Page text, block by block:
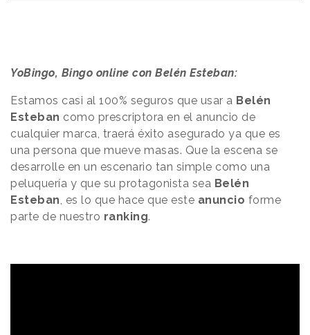
YoBingo, Bingo online con Belén Esteban:
Estamos casi al 100% seguros que usar a Belén
Esteban como prescriptora en el anuncio de
cualquier marca, traerá éxito asegurado ya que es
una persona que mueve masas. Que la escena se
desarrolle en un escenario tan simple como una
peluquería y que su protagonista sea Belén
Esteban, es lo que hace que este anuncio forme
parte de nuestro ranking.